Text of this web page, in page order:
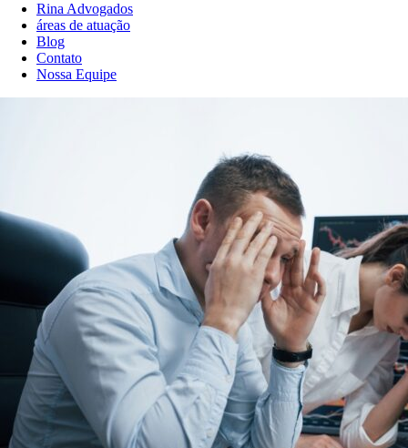
Rina Advogados
áreas de atuação
Blog
Contato
Nossa Equipe